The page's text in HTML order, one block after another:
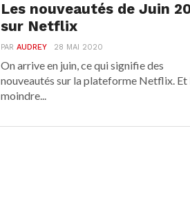
Les nouveautés de Juin
sur Netflix
PARAUDREY 28 MAI 2020
On arrive en juin, ce qui signifie des
nouveautés sur la plateforme Netflix. Et
moindre...